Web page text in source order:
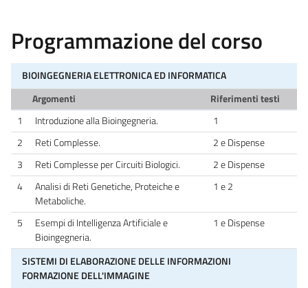
Programmazione del corso
BIOINGEGNERIA ELETTRONICA ED INFORMATICA
Argomenti
Riferimenti testi
1
Introduzione alla Bioingegneria.
1
2
Reti Complesse.
2 e Dispense
3
Reti Complesse per Circuiti Biologici.
2 e Dispense
4
Analisi di Reti Genetiche, Proteiche e
Metaboliche.
1 e 2
5
Esempi di Intelligenza Artificiale e
Bioingegneria.
1 e Dispense
SISTEMI DI ELABORAZIONE DELLE INFORMAZIONI
FORMAZIONE DELL'IMMAGINE